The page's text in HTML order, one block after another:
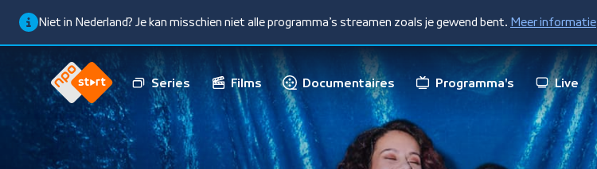
Niet in Nederland? Je kan misschien niet alle programma’s streamen zoals je gewend bent. Meer informatie
Series Films Documentaires Programma's Live